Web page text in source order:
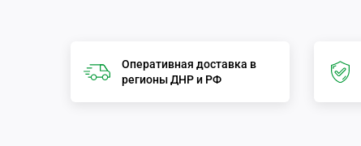
Оперативная доставка в
регионы ДНР и РФ